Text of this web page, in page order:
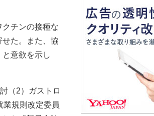
チンの接種な
た。また、協
意欲を示し
（2）ガストロ
業規則改定委員